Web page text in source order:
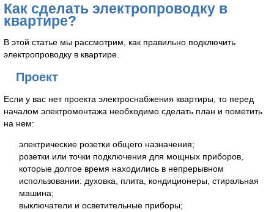
Как сделать электропроводку в
квартире?
В этой статье мы рассмотрим, как правильно подключить
электропроводку в квартире.
Проект
Если у вас нет проекта электроснабжения квартиры, то перед
началом электромонтажа необходимо сделать план и пометить
на нем:
электрические розетки общего назначения;
розетки или точки подключения для мощных приборов,
которые долгое время находились в непрерывном
использовании: духовка, плита, кондиционеры, стиральная
машина;
выключатели и осветительные приборы;